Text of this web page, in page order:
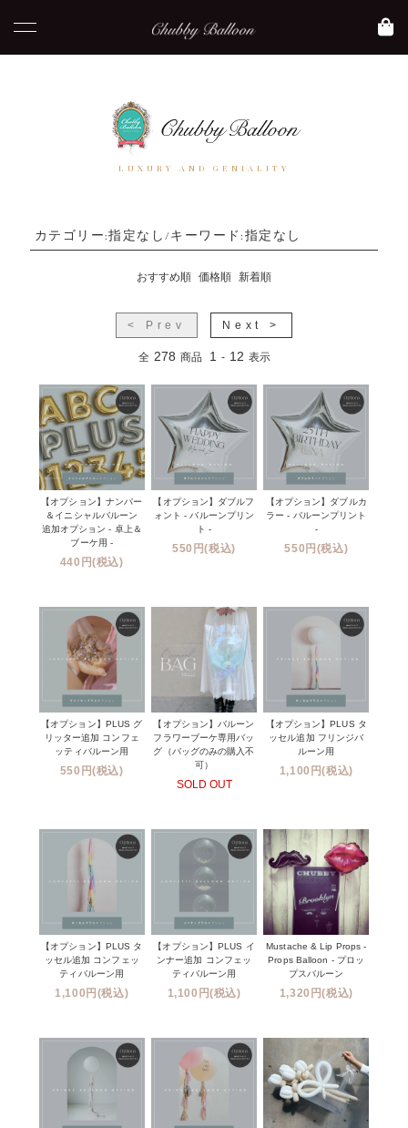
LUXURY AND GENIALITY
カテゴリー:指定なし/キーワード:指定なし
おすすめ順 価格順 新着順
< Prev Next >
全 278 商品 1 - 12 表示
【オプション】ナンバー
＆イニシャルバルーン
追加オプション - 卓上＆
ブーケ用 -
440円(税込)
【オプション】ダブルフ
ォント - バルーンプリン
ト -
550円(税込)
【オプション】ダブルカ
ラー - バルーンプリント
-
550円(税込)
【オプション】PLUS グ
リッター追加 コンフェ
ッティバルーン用
550円(税込)
【オプション】バルーン
フラワーブーケ専用バッ
グ（バッグのみの購入不
可）
SOLD OUT
【オプション】PLUS タ
ッセル追加 フリンジバ
ルーン用
1,100円(税込)
【オプション】PLUS タ
ッセル追加 コンフェッ
ティバルーン用
1,100円(税込)
【オプション】PLUS イ
ンナー追加 コンフェッ
ティバルーン用
1,100円(税込)
Mustache & Lip Props -
Props Balloon - プロッ
プスバルーン
1,320円(税込)